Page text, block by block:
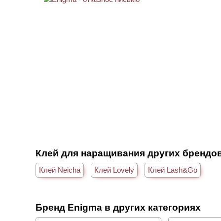
Клей для наращивания других
Клей Neicha Клей Lovely Клей Lash&Go
Бренд Enigma в других категориях